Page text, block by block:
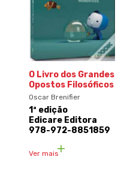
O Livro dos Grandes
Opostos Filosóficos
Oscar Brenifier
1ª edição
Edicare Editora
978-972-8851859
Ver mais